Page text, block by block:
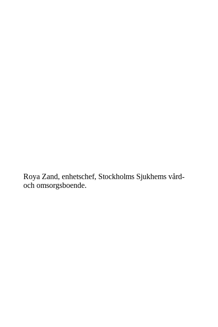
Roya Zand, enhetschef, Stockholms Sjukhems vård-
och omsorgsboende.